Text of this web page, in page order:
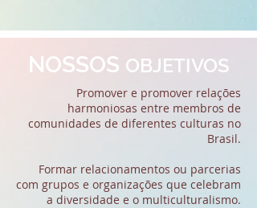
NOSSOS OBJETIVOS
Promover e promover relações
harmoniosas entre membros de
comunidades de diferentes culturas no
Brasil.
Formar relacionamentos ou parcerias
com grupos e organizações que celebram
a diversidade e o multiculturalismo.